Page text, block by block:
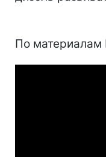
По материалам